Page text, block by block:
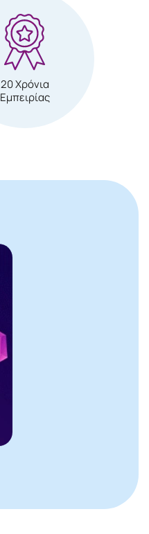
20 Χρόνια
Εμπειρίας